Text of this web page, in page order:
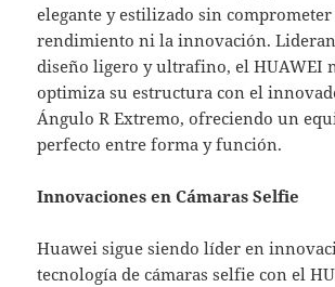
elegante y estilizado sin comprometer
rendimiento ni la innovación.
diseño ligero y ultrafino, el HUAWEI
optimiza su estructura con el
Ángulo R Extremo, ofreciendo un
perfecto entre forma y función.
Innovaciones en Cámaras Selfie
Huawei sigue siendo líder en
tecnología de cámaras selfie con el